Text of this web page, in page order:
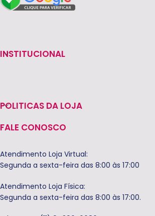
INSTITUCIONAL
POLITICAS DA LOJA
FALE CONOSCO
Atendimento Loja Virtual:
Segunda a sexta-feira das 8:00 às 17:00
Atendimento Loja Física:
Segunda a sexta-feira das 8:00 às 17:00.